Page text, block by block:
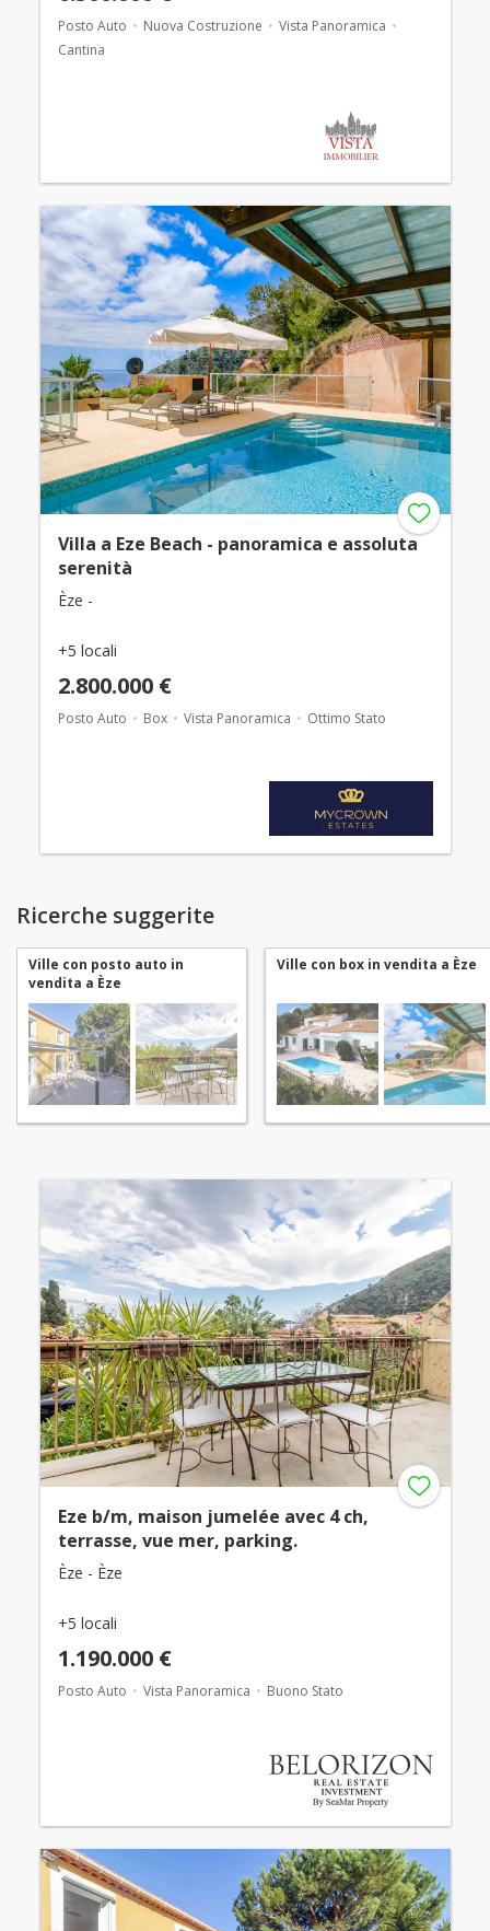
Posto Auto Nuova Costruzione
Vista Panoramica
Cantina
Villa a Eze Beach - panoramica e assoluta
serenità
Èze -
+5 locali
2.800.000 €
Posto Auto Box Vista Panoramica Ottimo Stato
Ricerche suggerite
Ville con posto auto in
vendita a Èze
Ville con box in vendita a Èze
Eze b/m, maison jumelée avec 4 ch,
terrasse, vue mer, parking.
Èze - Èze
+5 locali
1.190.000 €
Posto Auto Vista Panoramica Buono Stato